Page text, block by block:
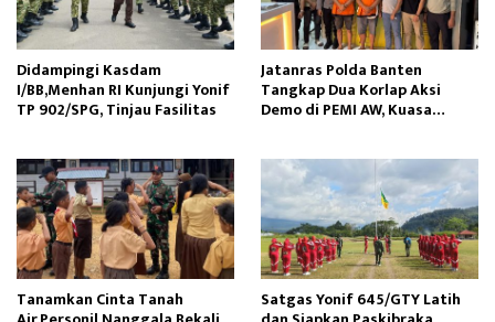
Didampingi Kasdam
I/BB,Menhan RI Kunjungi Yonif
TP 902/SPG, Tinjau Fasilitas
Jatanras Polda Banten
Tangkap Dua Korlap Aksi
Demo di PEMI AW, Kuasa
Tanamkan Cinta Tanah Satgas Yonif 645/GTY Latih